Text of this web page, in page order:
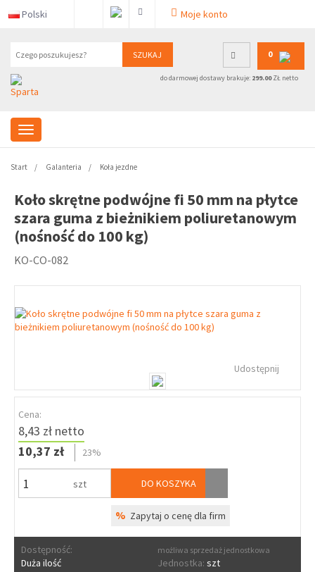
Polski Moje konto
SZUKAJ 0
do darmowej dostawy brakuje: 299.00ZŁ netto
Start Galanteria Koła jezdne
Koło skrętne podwójne fi 50 mm na płytce
szara guma z bieżnikiem poliuretanowym
(nośność do 100 kg)
KO-CO-082
Udostępnij
Cena:
8,43 zł netto
10,37 zł
23%
szt DO KOSZYKA
% Zapytaj o cenę dla firm
Dostępność:
Duża ilość
możliwa sprzedaż jednostkowa
Jednostka: szt